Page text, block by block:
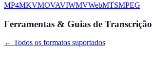
MP4MKVMOVAVIWMVWebMTSMPEG
Ferramentas & Guias de Transcrição
← Todos os formatos suportados